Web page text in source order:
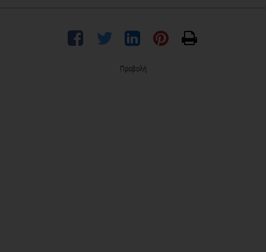
Προβολή